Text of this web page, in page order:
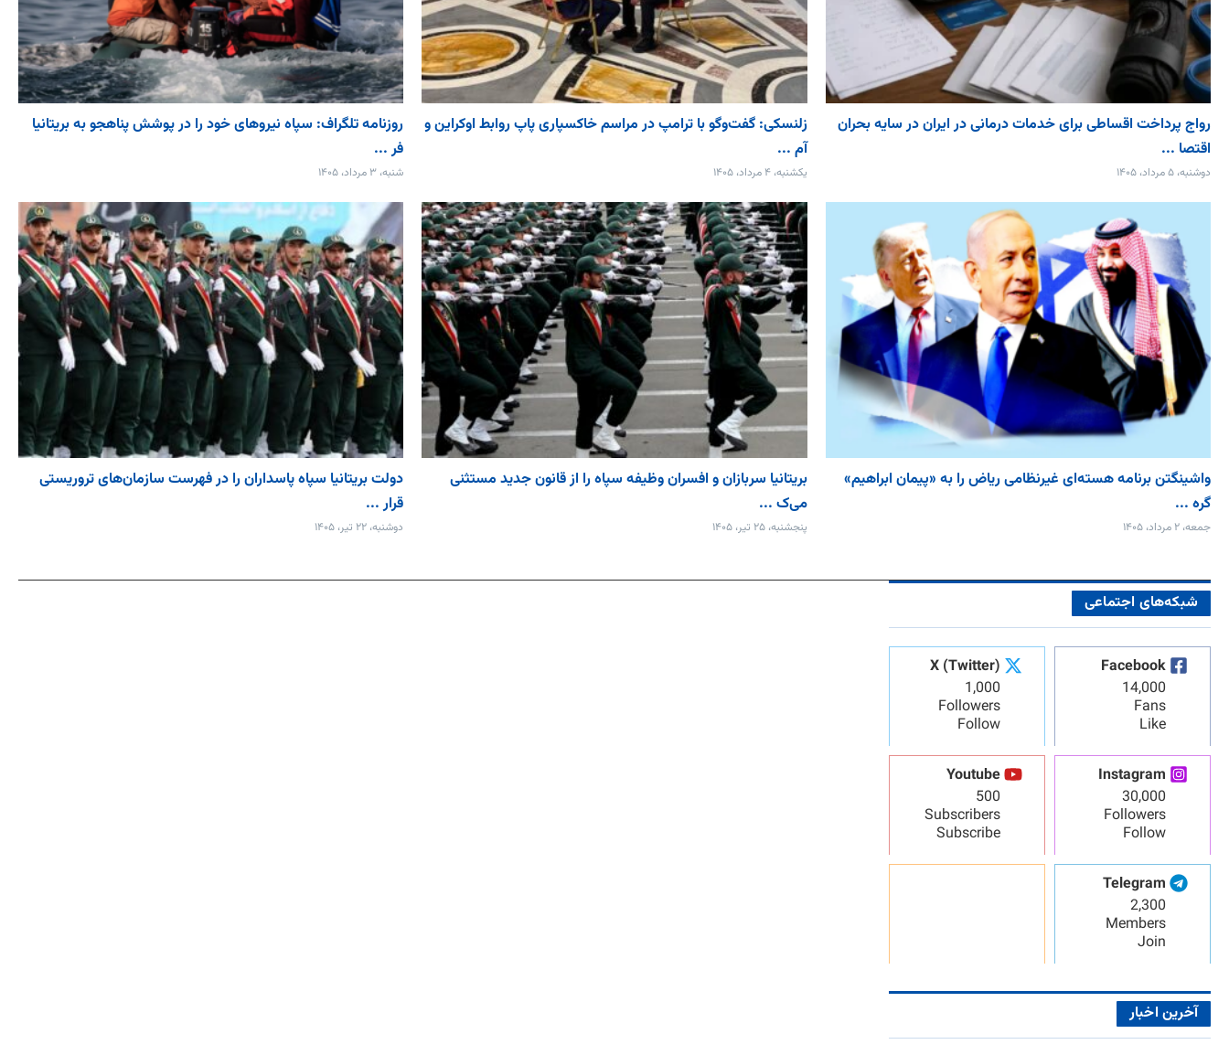
رواج پرداخت اقساطی برای خدمات درمانی در ایران در سایه بحران
اقتصا ...
دوشنبه، ۵ مرداد، ۱۴۰۵
زلنسکی: گفت‌وگو با ترامپ در مراسم خاکسپاری پاپ روابط اوکراین و
آم ...
یکشنبه، ۴ مرداد، ۱۴۰۵
روزنامه تلگراف: سپاه نیروهای خود را در پوشش پناهجو به بریتانیا
فر ...
شنبه، ۳ مرداد، ۱۴۰۵
واشینگتن برنامه هسته‌ای غیرنظامی ریاض را به «پیمان‌ ابراهیم»
گره ...
جمعه، ۲ مرداد، ۱۴۰۵
بریتانیا سربازان و افسران وظیفه سپاه را از قانون جدید مستثنی
می‌ک ...
پنجشنبه، ۲۵ تیر، ۱۴۰۵
دولت بریتانیا سپاه پاسداران را در فهرست سازمان‌های تروریستی
قرار ...
دوشنبه، ۲۲ تیر، ۱۴۰۵
شبکه‌های اجتماعی
Facebook
14,000
Fans
Like
X (Twitter)
1,000
Followers
Follow
Instagram
30,000
Followers
Follow
Youtube
500
Subscribers
Subscribe
Telegram
2,300
Members
Join
آخرین اخبار